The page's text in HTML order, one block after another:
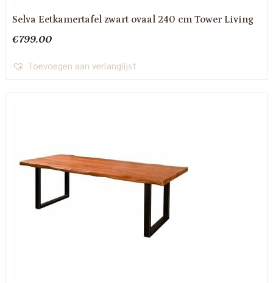
Selva Eetkamertafel zwart ovaal 240 cm Tower Living
€799.00
Toevoegen aan verlanglijst